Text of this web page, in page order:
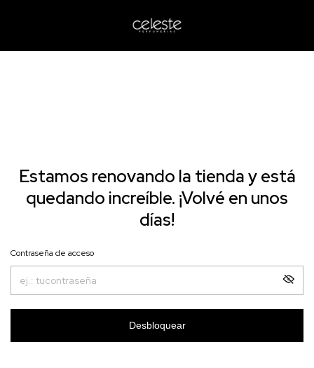
Estamos renovando la tienda y está
quedando increíble. ¡Volvé en unos
días!
Contraseña de acceso
Desbloquear